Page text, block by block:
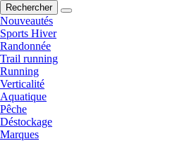
Rechercher
Nouveautés
Sports Hiver
Randonnée
Trail running
Running
Verticalité
Aquatique
Pêche
Déstockage
Marques